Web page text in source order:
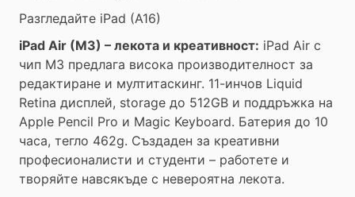
Разгледайте iPad (A16)
iPad Air (M3) – лекота и креативност: iPad Air с
чип M3 предлага висока производителност за
редактиране и мултитаскинг. 11-инчов Liquid
Retina дисплей, storage до 512GB и поддръжка на
Apple Pencil Pro и Magic Keyboard. Батерия до 10
часа, тегло 462g. Създаден за креативни
професионалисти и студенти – работете и
творяйте навсякъде с невероятна лекота.